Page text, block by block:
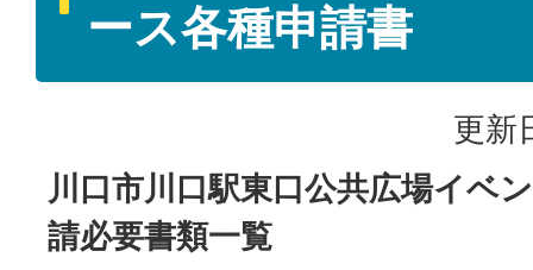
ース各種申請書
更新
川口市川口駅東口公共広場イベ
請必要書類一覧